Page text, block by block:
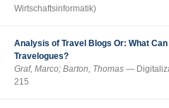
Wirtschaftsinformatik)
Analysis of Travel Blogs Or: What
Travelogues?
Graf, Marco; Barton, Thomas
215